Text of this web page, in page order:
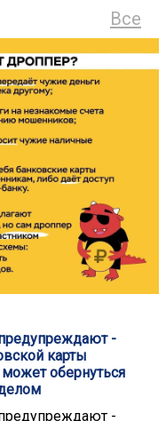
Все
-
карты
обернуться
-